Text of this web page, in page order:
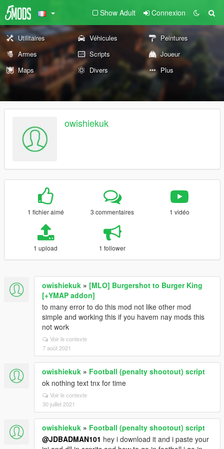
Show Adult Connexion
Utilitaires Véhicules
Peintures
Armes
Scripts
Joueur
Maps
Divers Plus
owishiekuk
1 fichier aimé 3 commentaires 1 vidéo
1 upload 1 follower
owishiekuk » [MLO] Burgershot to Burger King
[+YMAP addon]
to many error to do this mod not like other mod
simple and working this if you havem nay mods this
not work
Voir le contexte
7 août 2021
owishiekuk » Football (penalty shootout) script
ok nothing text tnx for time
Voir le contexte
30 juillet 2021
owishiekuk » Football (penalty shootout) script
@JDBADMAN101 hey i download it and i paste your